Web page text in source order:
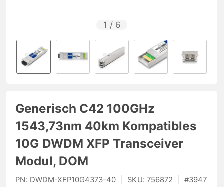
1 / 6
Generisch C42 100GHz
1543,73nm 40km Kompatibles
10G DWDM XFP Transceiver
Modul, DOM
PN: DWDM-XFP10G4373-40 SKU: 756872 #3947